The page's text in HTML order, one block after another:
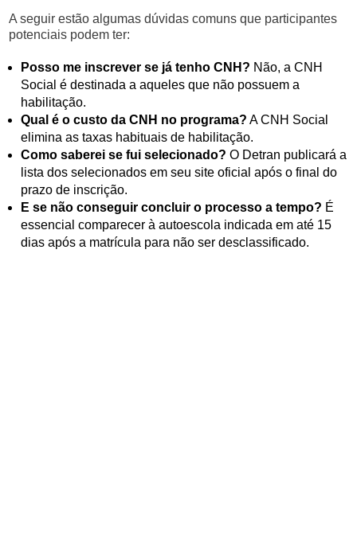
A seguir estão algumas dúvidas comuns que participantes
potenciais podem ter:
Posso me inscrever se já tenho CNH? Não, a CNH
Social é destinada a aqueles que não possuem a
habilitação.
Qual é o custo da CNH no programa? A CNH Social
elimina as taxas habituais de habilitação.
Como saberei se fui selecionado? O Detran publicará a
lista dos selecionados em seu site oficial após o final do
prazo de inscrição.
E se não conseguir concluir o processo a tempo? É
essencial comparecer à autoescola indicada em até 15
dias após a matrícula para não ser desclassificado.